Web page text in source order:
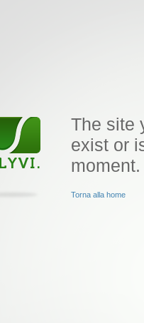
The site
exist or
moment.
Torna alla home